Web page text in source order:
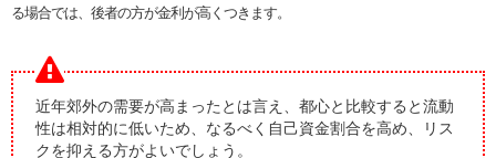
る場合では、後者の方が金利が高くつきます。
近年郊外の需要が高まったとは言え、都心と比較すると流動
性は相対的に低いため、なるべく自己資金割合を高め、リス
クを抑える方がよいでしょう。